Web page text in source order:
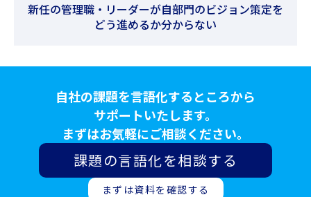
新任の管理職・リーダーが自部門のビジョン策定を
どう進めるか分からない
自社の課題を言語化するところから
サポートいたします。
まずはお気軽にご相談ください。
課題の言語化を相談する
まずは資料を確認する